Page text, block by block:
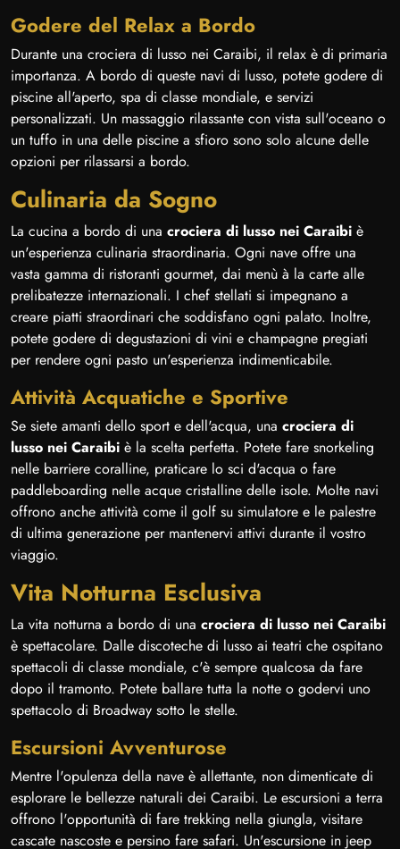
Godere del Relax a Bordo
Durante una crociera di lusso nei Caraibi, il relax è di primaria
importanza. A bordo di queste navi di lusso, potete godere di
piscine all'aperto, spa di classe mondiale, e servizi
personalizzati. Un massaggio rilassante con vista sull'oceano o
un tuffo in una delle piscine a sfioro sono solo alcune delle
opzioni per rilassarsi a bordo.
Culinaria da Sogno
La cucina a bordo di una crociera di lusso nei Caraibi è
un'esperienza culinaria straordinaria. Ogni nave offre una
vasta gamma di ristoranti gourmet, dai menù à la carte alle
prelibatezze internazionali. I chef stellati si impegnano a
creare piatti straordinari che soddisfano ogni palato. Inoltre,
potete godere di degustazioni di vini e champagne pregiati
per rendere ogni pasto un'esperienza indimenticabile.
Attività Acquatiche e Sportive
Se siete amanti dello sport e dell'acqua, una crociera di
lusso nei Caraibi è la scelta perfetta. Potete fare snorkeling
nelle barriere coralline, praticare lo sci d'acqua o fare
paddleboarding nelle acque cristalline delle isole. Molte navi
offrono anche attività come il golf su simulatore e le palestre
di ultima generazione per mantenervi attivi durante il vostro
viaggio.
Vita Notturna Esclusiva
La vita notturna a bordo di una crociera di lusso nei Caraibi
è spettacolare. Dalle discoteche di lusso ai teatri che ospitano
spettacoli di classe mondiale, c'è sempre qualcosa da fare
dopo il tramonto. Potete ballare tutta la notte o godervi uno
spettacolo di Broadway sotto le stelle.
Escursioni Avventurose
Mentre l'opulenza della nave è allettante, non dimenticate di
esplorare le bellezze naturali dei Caraibi. Le escursioni a terra
offrono l'opportunità di fare trekking nella giungla, visitare
cascate nascoste e persino fare safari. Un'escursione in jeep